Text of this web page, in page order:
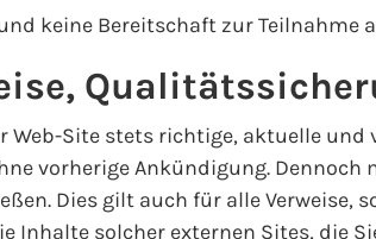
keine Bereitschaft zur
Web-Site stets richtige, aktuelle
vorherige Ankündigung.
Dies gilt auch für alle
Inhalte solcher externen Sites, die